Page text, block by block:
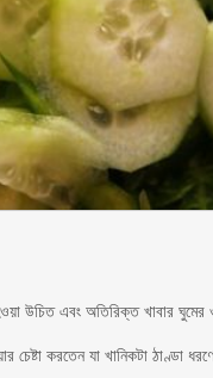
উচিত এবং অতিরিক্ত খাবার
চেষ্টা করতেন যা খানিকটা ঠাণ্ডা